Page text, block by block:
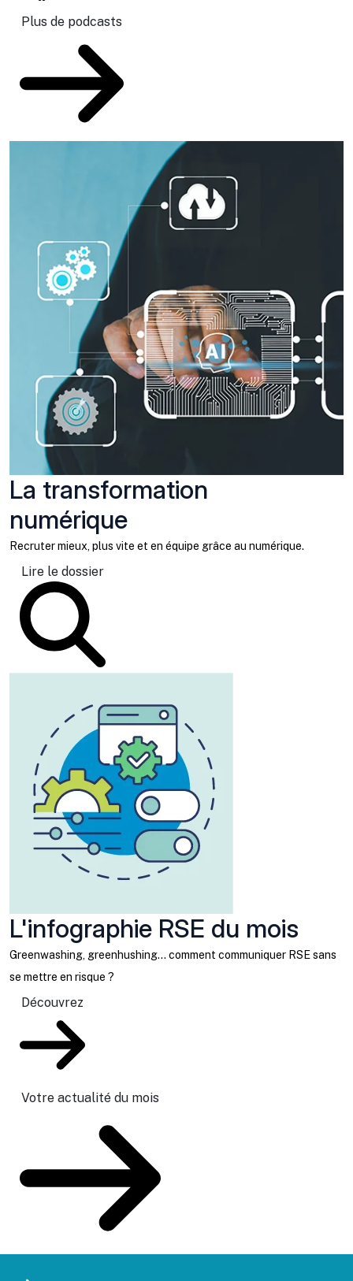
Plus de podcasts
La transformation
numérique
Recruter mieux, plus vite et en équipe grâce au numérique.
Lire le dossier
L'infographie RSE du mois
Greenwashing, greenhushing… comment communiquer RSE sans
se mettre en risque ?
Découvrez
Votre actualité du mois